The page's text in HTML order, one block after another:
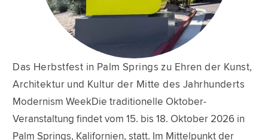
Das Herbstfest in Palm Springs zu Ehren der Kunst,
Architektur und Kultur der Mitte des Jahrhunderts
Modernism WeekDie traditionelle Oktober-
Veranstaltung findet vom 15. bis 18. Oktober 2026 in
Palm Springs, Kalifornien, statt. Im Mittelpunkt der